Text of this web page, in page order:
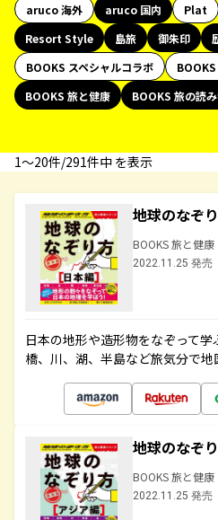
aruco 海外
aruco 国内 Plat
Resort Style
島旅 御朱印
BOOKS スペシャルコラボ
BOOKS 旅と健康
BOOKS 旅の読
1〜20件/291件中 を表示
地球のなぞ
BOOKS 旅と健康
2022.11.25 発売
日本の地形や造形物をなぞって
橋、川、湖、半島など旅気分で地
地球のなぞ
BOOKS 旅と健康
2022.11.25 発売